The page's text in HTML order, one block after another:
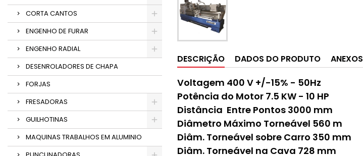
CORTA CANTOS
ENGENHO DE FURAR
ENGENHO RADIAL
DESENROLADORES DE CHAPA
FORJAS
FRESADORAS
GUILHOTINAS
MAQUINAS TRABALHOS EM ALUMINIO
DESCRIÇÃO DADOS DO PRODUTO ANEXOS
Voltagem 400 V +/-15% - 50Hz
Potência do Motor 7.5 KW - 10 HP
Distância Entre Pontos 3000 mm
Diâmetro Máximo Torneável 560 m
Diâm. Torneável sobre Carro 350 mm
Diâm. Torneável na Cava 728 mm